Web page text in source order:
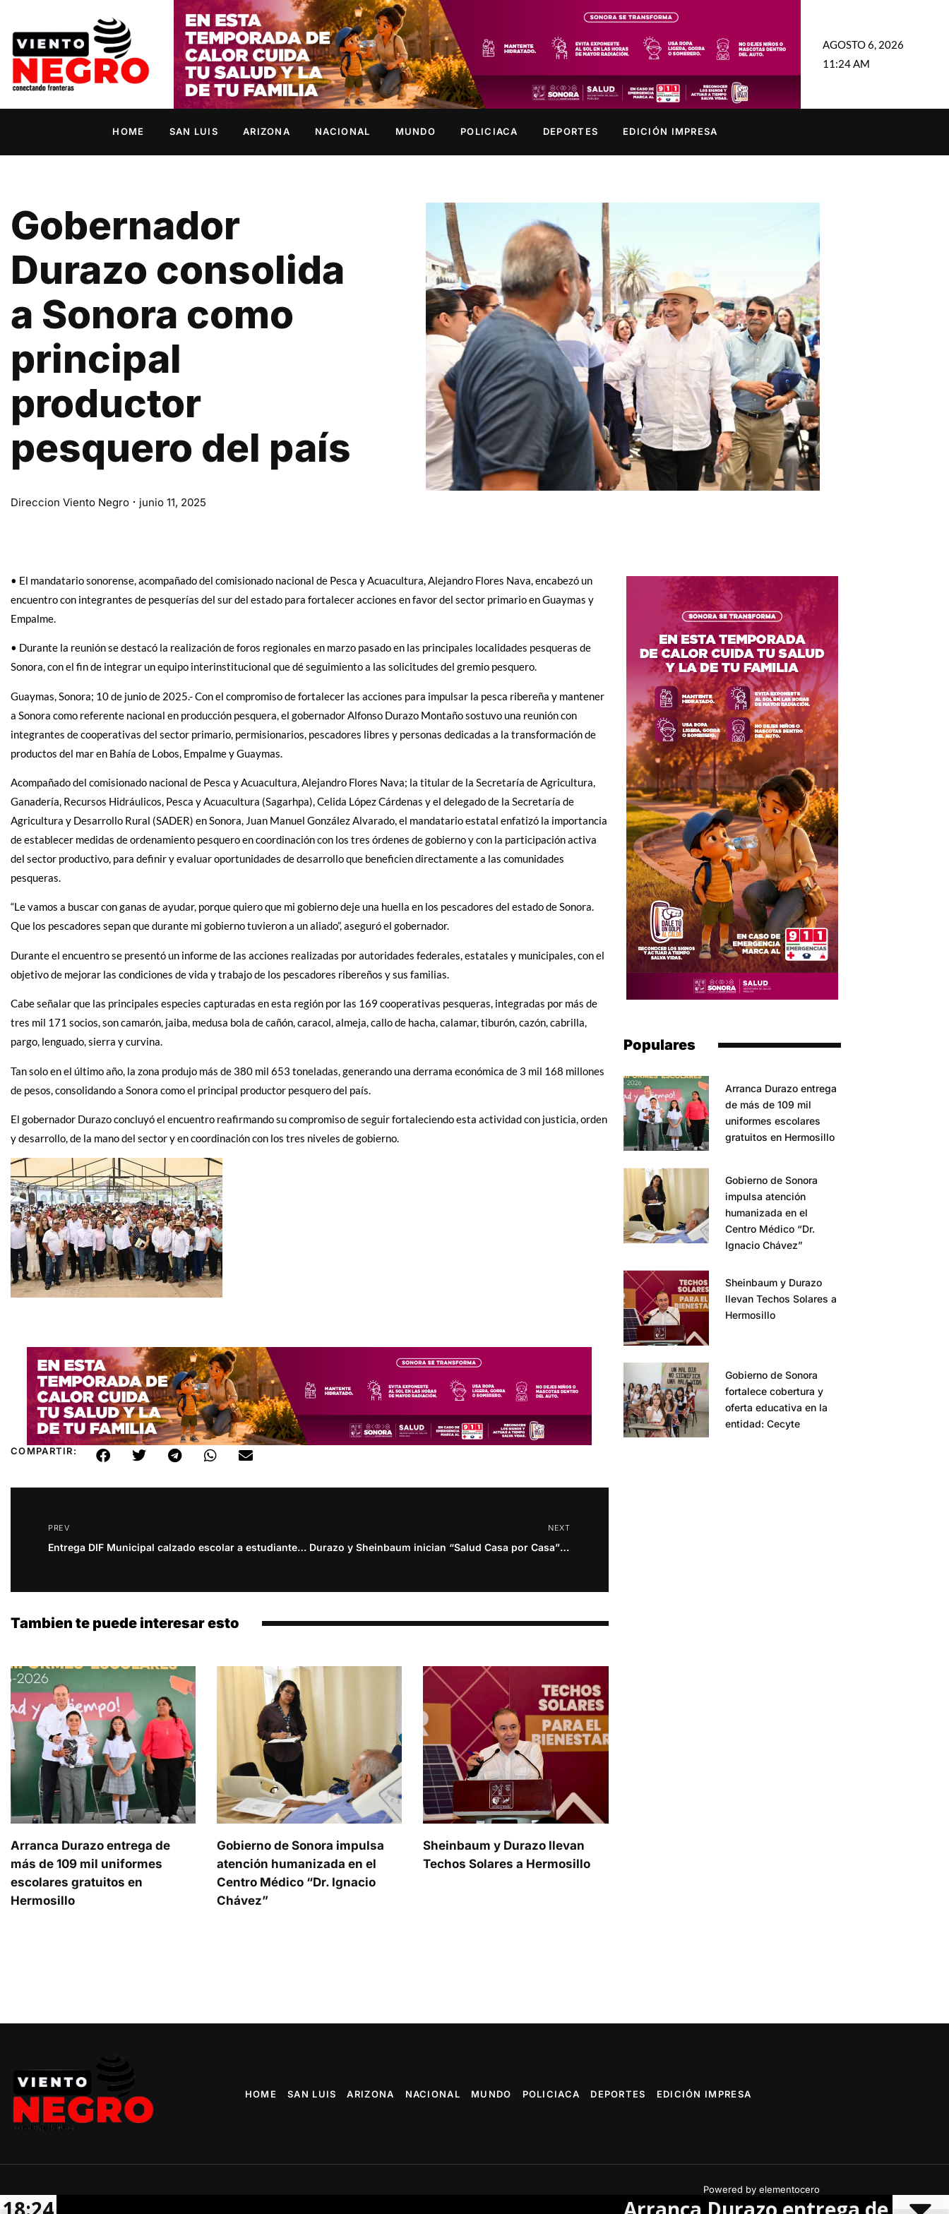
AGOSTO 6, 2026
11:24 AM
HOME SAN LUIS ARIZONA NACIONAL MUNDO POLICIACA DEPORTES EDICIÓN IMPRESA
Gobernador
Durazo consolida
a Sonora como
principal
productor
pesquero del país
Direccion Viento Negro junio 11, 2025
• El mandatario sonorense, acompañado del comisionado nacional de Pesca y Acuacultura, Alejandro Flores Nava, encabezó un
encuentro con integrantes de pesquerías del sur del estado para fortalecer acciones en favor del sector primario en Guaymas y
Empalme.
• Durante la reunión se destacó la realización de foros regionales en marzo pasado en las principales localidades pesqueras de
Sonora, con el fin de integrar un equipo interinstitucional que dé seguimiento a las solicitudes del gremio pesquero.
Guaymas, Sonora; 10 de junio de 2025.- Con el compromiso de fortalecer las acciones para impulsar la pesca ribereña y mantener
a Sonora como referente nacional en producción pesquera, el gobernador Alfonso Durazo Montaño sostuvo una reunión con
integrantes de cooperativas del sector primario, permisionarios, pescadores libres y personas dedicadas a la transformación de
productos del mar en Bahía de Lobos, Empalme y Guaymas.
Acompañado del comisionado nacional de Pesca y Acuacultura, Alejandro Flores Nava; la titular de la Secretaría de Agricultura,
Ganadería, Recursos Hidráulicos, Pesca y Acuacultura (Sagarhpa), Celida López Cárdenas y el delegado de la Secretaría de
Agricultura y Desarrollo Rural (SADER) en Sonora, Juan Manuel González Alvarado, el mandatario estatal enfatizó la importancia
de establecer medidas de ordenamiento pesquero en coordinación con los tres órdenes de gobierno y con la participación activa
del sector productivo, para definir y evaluar oportunidades de desarrollo que beneficien directamente a las comunidades
pesqueras.
“Le vamos a buscar con ganas de ayudar, porque quiero que mi gobierno deje una huella en los pescadores del estado de Sonora.
Que los pescadores sepan que durante mi gobierno tuvieron a un aliado”, aseguró el gobernador.
Durante el encuentro se presentó un informe de las acciones realizadas por autoridades federales, estatales y municipales, con el
objetivo de mejorar las condiciones de vida y trabajo de los pescadores ribereños y sus familias.
Cabe señalar que las principales especies capturadas en esta región por las 169 cooperativas pesqueras, integradas por más de
tres mil 171 socios, son camarón, jaiba, medusa bola de cañón, caracol, almeja, callo de hacha, calamar, tiburón, cazón, cabrilla,
pargo, lenguado, sierra y curvina.
Tan solo en el último año, la zona produjo más de 380 mil 653 toneladas, generando una derrama económica de 3 mil 168 millones
de pesos, consolidando a Sonora como el principal productor pesquero del país.
El gobernador Durazo concluyó el encuentro reafirmando su compromiso de seguir fortaleciendo esta actividad con justicia, orden
y desarrollo, de la mano del sector y en coordinación con los tres niveles de gobierno.
COMPARTIR:
PREV
Entrega DIF Municipal calzado escolar a estudiantes sanluisinos
NEXT
Durazo y Sheinbaum inician “Salud Casa por Casa” en beneficio de 330 mil sonorenses
Tambien te puede interesar esto
Arranca Durazo entrega de
más de 109 mil uniformes
escolares gratuitos en
Hermosillo
Gobierno de Sonora impulsa
atención humanizada en el
Centro Médico “Dr. Ignacio
Chávez”
Sheinbaum y Durazo llevan
Techos Solares a Hermosillo
Populares
Arranca Durazo entrega
de más de 109 mil
uniformes escolares
gratuitos en Hermosillo
Gobierno de Sonora
impulsa atención
humanizada en el
Centro Médico “Dr.
Ignacio Chávez”
Sheinbaum y Durazo
llevan Techos Solares a
Hermosillo
Gobierno de Sonora
fortalece cobertura y
oferta educativa en la
entidad: Cecyte
HOME SAN LUIS ARIZONA NACIONAL MUNDO POLICIACA DEPORTES EDICIÓN IMPRESA
Powered by elementocero